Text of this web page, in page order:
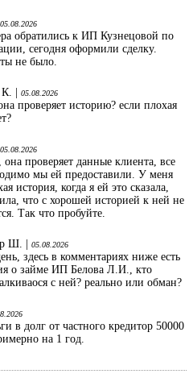
05.08.2026
обратились к ИП Кузнецовой по
сегодня оформили сделку.
не было.
| 05.08.2026
проверяет историю? если плохая
05.08.2026
проверяет данные клиента, все
мы ей предоставили. У меня
история, когда я ей это сказала,
что с хорошей историей к ней не
Так что пробуйте.
Ш. | 05.08.2026
здесь в комментариях ниже есть
о займе ИП Белова Л.И., кто
с ней? реально или обман?
в долг от частного кредитор 50000
на 1 год.